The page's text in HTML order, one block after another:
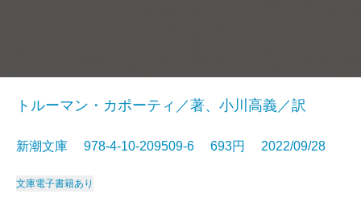
トルーマン・カポーティ／著、小川高義／訳
新潮文庫 978-4-10-209509-6 693円 2022/09/28
文庫電子書籍あり